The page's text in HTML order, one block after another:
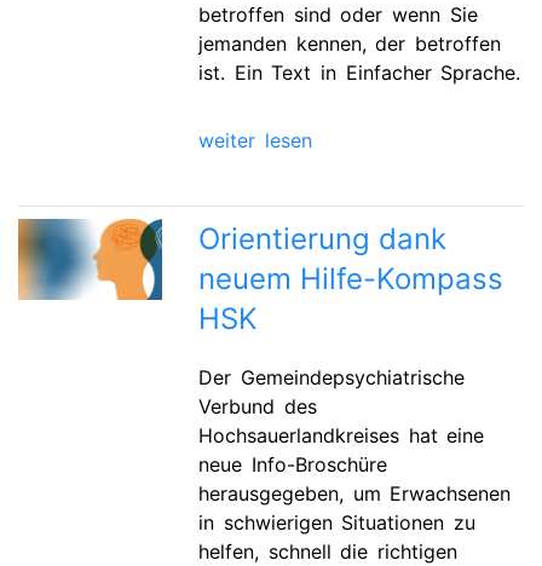
betroffen sind oder wenn Sie
jemanden kennen, der betroffen
ist. Ein Text in Einfacher Sprache.
weiter lesen
Orientierung dank
neuem Hilfe-Kompass
HSK
Der Gemeindepsychiatrische
Verbund des
Hochsauerlandkreises hat eine
neue Info-Broschüre
herausgegeben, um Erwachsenen
in schwierigen Situationen zu
helfen, schnell die richtigen